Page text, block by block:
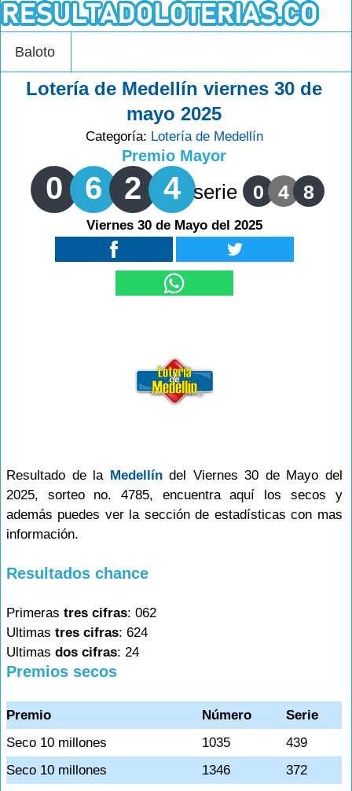
Baloto
Lotería de Medellín viernes 30 de
mayo 2025
Categoría: Lotería de Medellín
Premio Mayor
0 6 2 4 serie 0 4 8
Viernes 30 de Mayo del 2025
Resultado de la Medellíndel Viernes 30 de Mayo del
2025, sorteo no. 4785, encuentra aquí los secos y
además puedes ver la sección de estadísticas con mas
información.
Resultados chance
Primeras tres cifras: 062
Ultimas tres cifras: 624
Ultimas dos cifras: 24
Premios secos
Premio Número
Serie
Seco 10 millones
1035
439
Seco 10 millones
1346
372